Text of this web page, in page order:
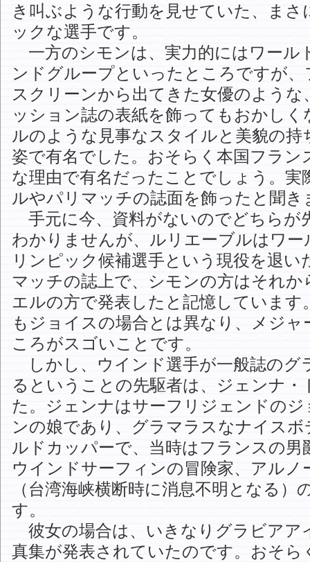
き叫ぶような行動を見せていた、ま
ックな選手です。
一方のシモンは、実力的にはワール
ンドグループといったところですが
スクリーンから出てきた女優のよう
ッション誌の表紙を飾ってもおかし
ルのような見事なスタイルと美貌の持
姿で有名でした。おそらく本国フラン
な理由で有名だったことでしょう。実
ルやパリマッチの誌面を飾ったと聞き
手元に今、資料がないのでどちらが
わかりませんが、ルリエーブルはワ
リンピック候補選手という現役を退い
マッチの誌上で、シモンの方はそれ
エルの方で発表したと記憶しています
もジョイスの場合とは異なり、メジャ
ころがスゴいことです。
しかし、ウインド選手が一般誌のグ
るということの先駆者は、ジェンナ・
た。ジェンナはサーフリジェンドの
ンの娘であり、グラマラスなナイス
ルドカッパーで、当時はフランスの男
ウインドサーフィンの冒険家、アルノ
（台湾海峡横断時に消息不明となる）
す。
彼女の場合は、いきなりグラビアア
真集が発表されていたのです。おそら